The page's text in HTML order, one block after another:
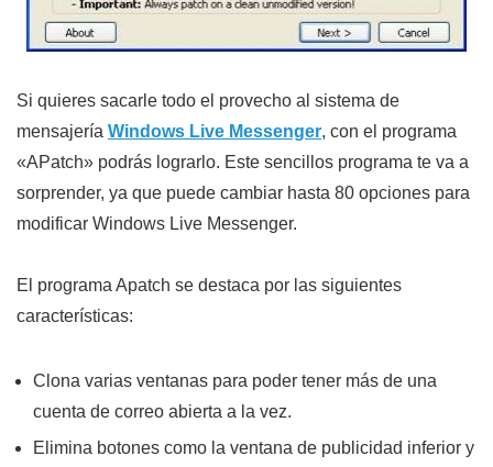
Si quieres sacarle todo el provecho al sistema de
mensajería Windows Live Messenger, con el programa
«APatch» podrás lograrlo. Este sencillos programa te va a
sorprender, ya que puede cambiar hasta 80 opciones para
modificar Windows Live Messenger.
El programa Apatch se destaca por las siguientes
características:
Clona varias ventanas para poder tener más de una
cuenta de correo abierta a la vez.
Elimina botones como la ventana de publicidad inferior y